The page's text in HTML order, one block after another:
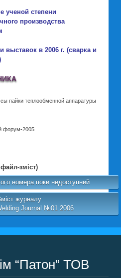
ученой степени
производства
выставок в 2006 г. (сварка и
пайки теплообменной аппаратуры
форум-2005
зміст)
номера поки недоступний
журналу
Journal №01 2006
“Патон” ТОВ